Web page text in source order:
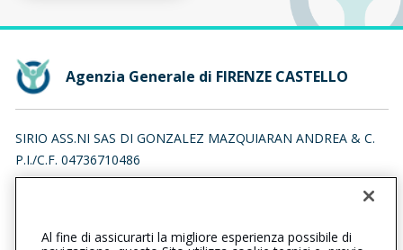
Agenzia Generale di FIRENZE CASTELLO
SIRIO ASS.NI SAS DI GONZALEZ MAZQUIARAN ANDREA & C.
P.I./C.F. 04736710486
VIA REGINALDO GIULIANI 103/A, 50141 FIRENZE (FI)
055450602 055450668
Al fine di assicurarti la migliore esperienza possibile di